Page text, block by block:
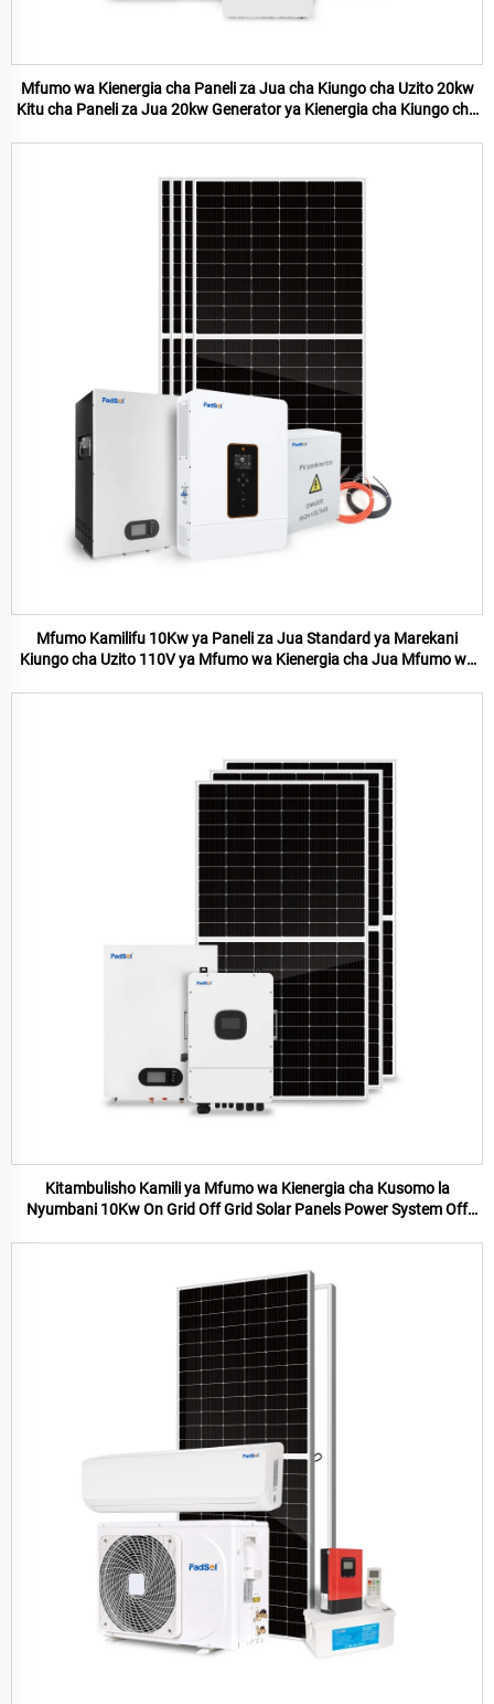
Mfumo wa Kienergia cha Paneli za Jua cha Kiungo cha Uzito 20kw
Kitu cha Paneli za Jua 20kw Generator ya Kienergia cha Kiungo cha
Mfumo Kamilifu 10Kw ya Paneli za Jua Standard ya Marekani
Kiungo cha Uzito 110V ya Mfumo wa Kienergia cha Jua Mfumo wa
Kitambulisho Kamili ya Mfumo wa Kienergia cha Kusomo la
Nyumbani 10Kw On Grid Off Grid Solar Panels Power System Off